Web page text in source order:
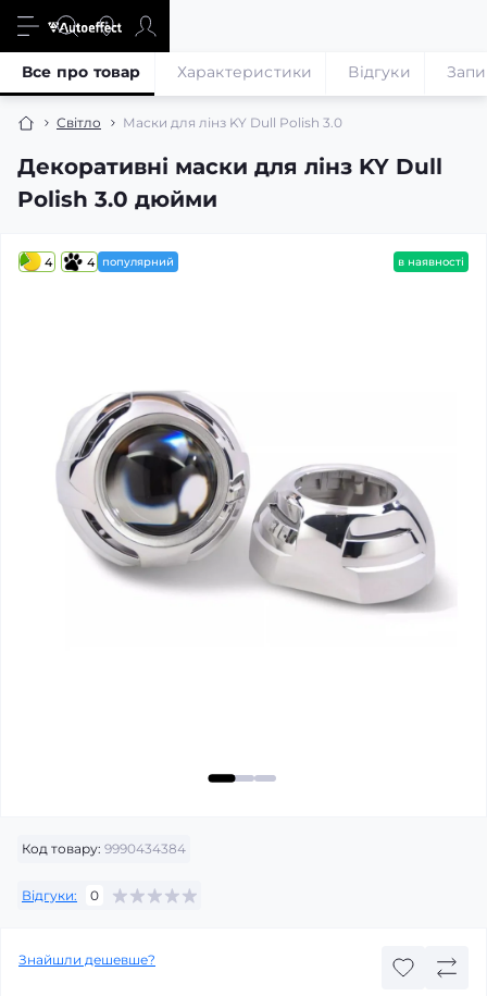
Світло Маски для лінз KY Dull Polish 3.0
Декоративні маски для лінз KY Dull
Polish 3.0 дюйми
Все про товар Характеристики Відгуки
4 4 популярний в наявності
Код товару: 9990434384
Відгуки: 0
Знайшли дешевше?